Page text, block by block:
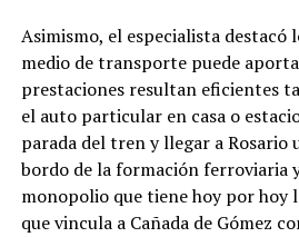
Asimismo, el especialista destacó
medio de transporte puede
prestaciones resultan eficientes
el auto particular en casa o
parada del tren y llegar a Rosario
bordo de la formación ferroviaria
monopolio que tiene hoy por hoy
que vincula a Cañada de Gómez